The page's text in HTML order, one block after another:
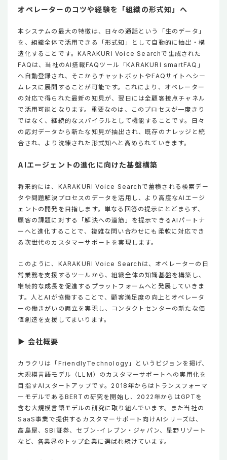
オペレーターのコツや経験を「組織の形式知」へ
本システムの最大の特徴は、日々の通話という「生のデータ」
を、組織全体で活用できる「形式知」として自動的に抽出・構
造化することです。KARAKURI Voice Searchで生成された
FAQは、当社のAI搭載FAQツール「KARAKURI smartFAQ」
へ自動登録され、そこからチャットボットやFAQサイトへシー
ムレスに展開することが可能です。これにより、オペレーター
の対応で得られた最新の知見が、翌日には全顧客接点チャネル
で活用可能となります。重要なのは、このプロセスが一度きり
ではなく、継続的なスパイラルとして機能することです。日々
の応対データから新たな知見が抽出され、既存のナレッジと統
合され、より洗練された形式知へと高められていきます。
AIエージェントの進化に向けた基盤構築
将来的には、KARAKURI Voice Searchで蓄積される検索デー
タや問題解決プロセスのデータを活用し、より高度なAIエージ
ェントの開発を目指します。単なる回答の提示にとどまらず、
顧客の課題に対する「解決への道筋」を提示できるAIパートナ
ーへと進化することで、複雑な問い合わせにも柔軟に対応でき
る次世代のカスタマーサポートを実現します。
このように、KARAKURI Voice Searchは、オペレーターの日
常業務を支援するツールから、組織全体の知識基盤を構築し、
継続的な成長を促進するプラットフォームへと発展していきま
す。人とAIが協働することで、顧客満足度の向上とオペレータ
ーの働きがいの両立を実現し、コンタクトセンターの新たな価
値創造を支援してまいります。
▶ 会社概要
カラクリは「FriendlyTechnology」というビジョンを掲げ、
大規模言語モデル（LLM）のカスタマーサポートへの実用化を
目指すAIスタートアップです。2018年からはトランスフォーマ
ーモデルであるBERTの研究を開始し、2022年からはGPTを
含む大規模言語モデルの研究に取り組んでいます。また当社の
SaaS事業で提供するカスタマーサポート向けAIシリーズは、
高島屋、SBI証券、セブン-イレブン・ジャパン、星野リゾート
など、各業界のトップ企業に選ばれ続けています。